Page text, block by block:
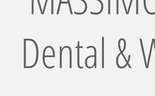
Dental &